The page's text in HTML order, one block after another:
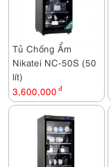
Tủ Chống Ẩm
Nikatei NC-50S (50
lít)
3,600,000 đ